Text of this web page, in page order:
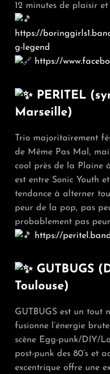
12 minutes de plaisir et
https://
g-legend
https://
PERITEL
Marseille)
Trio majoritairement
de Même Pas Mal,
cool près de la Plaine
est entre Sonic Youth
tendance à alterner
peur de la pop, pas
probablement pas
https://
GUTBUGS
Toulouse)
GUTBUGS est un tout
fusionne l’énergie
scène Egg-punk/DIY/
post-punk des 80’s et
excentrique offre une